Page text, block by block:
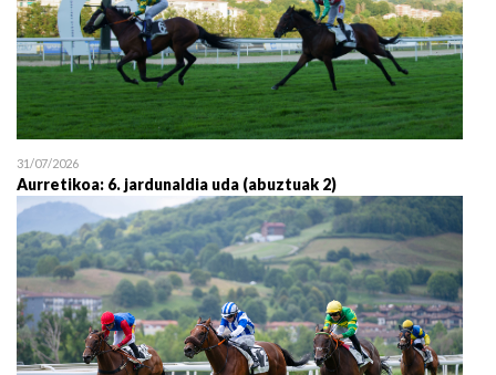
31/07/2026
Aurretikoa: 6. jardunaldia uda (abuztuak 2)